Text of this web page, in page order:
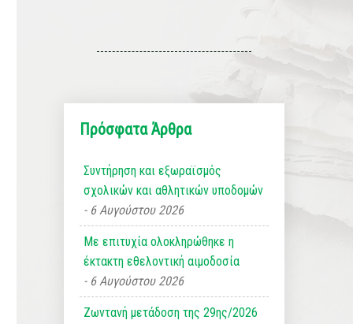
Πρόσφατα Άρθρα
Συντήρηση και εξωραϊσμός
σχολικών και αθλητικών υποδομών
6 Αυγούστου 2026
Με επιτυχία ολοκληρώθηκε η
έκτακτη εθελοντική αιμοδοσία
6 Αυγούστου 2026
Ζωντανή μετάδοση της 29ης/2026